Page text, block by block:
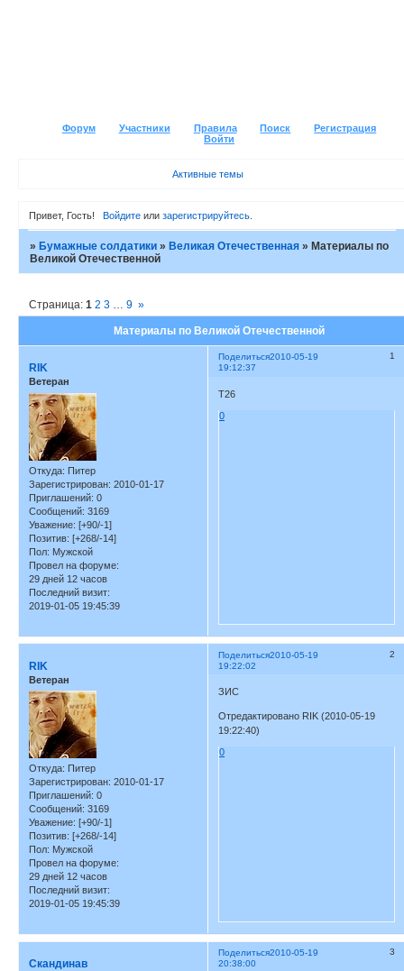
Форум Участники Правила Поиск
Регистрация
Войти
Активные темы
Привет, Гость! Войдитеили зарегистрируйтесь.
»Бумажные солдатики »Великая Отечественная »Материалы по
Великой Отечественной
Материалы по Великой Отечественной
Страница:1 2 3 … 9 »
Поделиться 1
2010-05-19
19:12:37
RIK
Ветеран
Откуда: Питер
Зарегистрирован: 2010-01-17
Приглашений: 0
Сообщений: 3169
Уважение: [+90/-1]
Позитив: [+268/-14]
Пол: Мужской
Провел на форуме:
29 дней 12 часов
Последний визит:
2019-01-05 19:45:39
Т26
0
Поделиться 2
2010-05-19
19:22:02
RIK
Ветеран
Откуда: Питер
Зарегистрирован: 2010-01-17
Приглашений: 0
Сообщений: 3169
Уважение: [+90/-1]
Позитив: [+268/-14]
Пол: Мужской
Провел на форуме:
29 дней 12 часов
Последний визит:
2019-01-05 19:45:39
ЗИС
Отредактировано RIK (2010-05-19
19:22:40)
0
Поделиться 3
2010-05-19
20:38:00
Скандинав